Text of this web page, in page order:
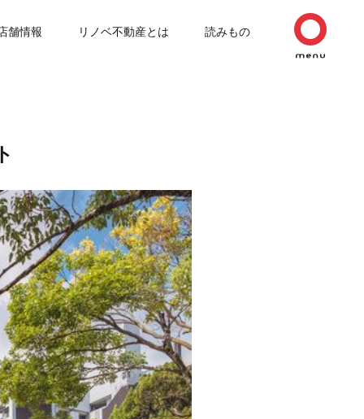
舗情報 リノベ不動産とは 読みもの